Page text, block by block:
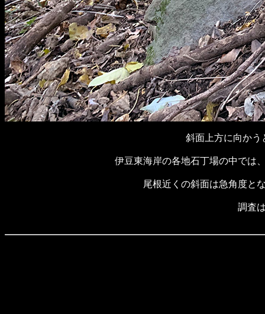
斜面上方に向かう
伊豆東海岸の各地石丁場の中では
尾根近くの斜面は急角度と
調査